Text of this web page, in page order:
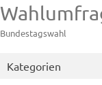
Bundestagswahl
Kategorien